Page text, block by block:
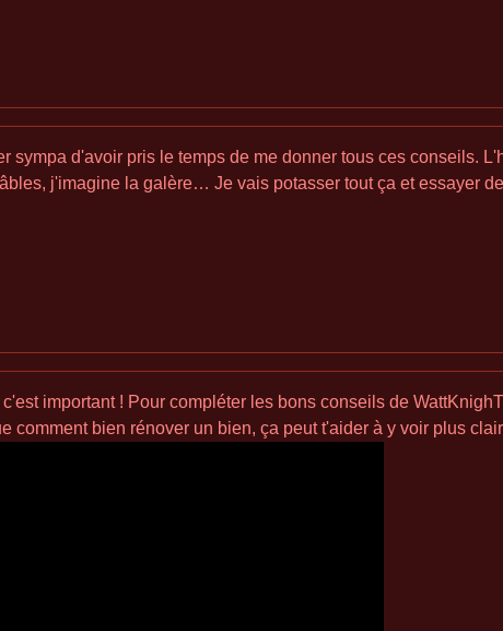
sympa d'avoir pris le temps de me donner tous ces conseils.
j'imagine la galère… Je vais potasser tout ça et essayer
important ! Pour compléter les bons conseils de
comment bien rénover un bien, ça peut t'aider à y voir plus